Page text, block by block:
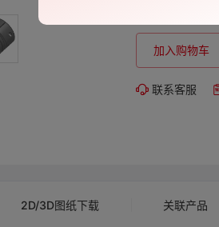
加入购物车
联系客服
2D/3D图纸下载 关联产品